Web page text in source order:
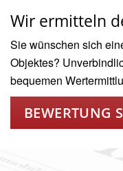
Wir ermitteln
Sie wünschen sich
Objektes?
bequemen
BEWERTUNG